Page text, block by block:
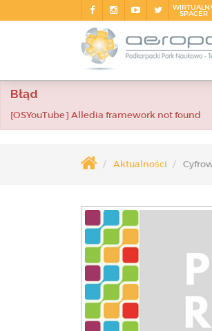
SPACER
Błąd
[OSYouTube] Alledia framework not found
Aktualności